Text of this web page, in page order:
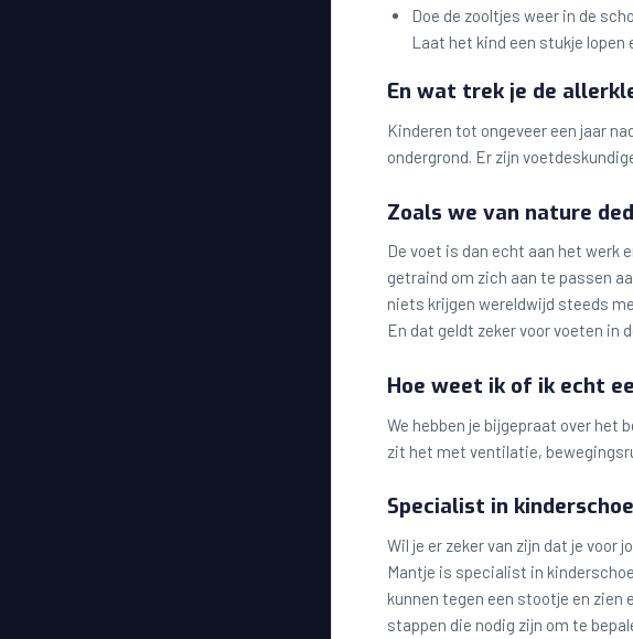
Doe de zooltjes weer in de
Laat het kind een stukje
En wat trek je de
Kinderen tot ongeveer een jaar
ondergrond. Er zijn
Zoals we van nature
De voet is dan echt aan het werk
getraind om zich aan te passen
niets krijgen wereldwijd steeds
En dat geldt zeker voor voeten in
Hoe weet ik of ik echt
We hebben je bijgepraat over het
zit het met ventilatie,
Specialist in
Wil je er zeker van zijn dat je voor
Mantje is specialist in
kunnen tegen een stootje en zien
stappen die nodig zijn om te